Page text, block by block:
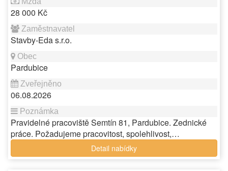
28 000 Kč
Stavby-Eda s.r.o.
Pardubice
06.08.2026
Pravidelné pracoviště Semtín 81, Pardubice. Zednické
práce. Požadujeme pracovitost, spolehlivost,…
Detail nabídky